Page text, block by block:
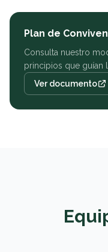
Plan de
Consulta nuestro
principios que guían
Ver documento